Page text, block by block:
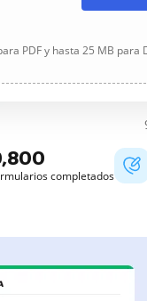
PDF y hasta 25 MB para
completados